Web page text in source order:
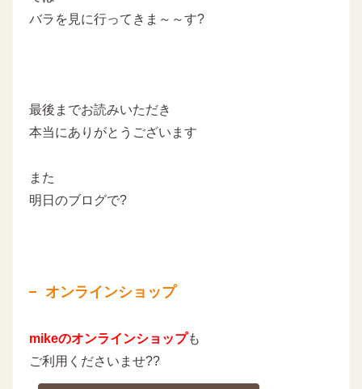
バラを見に行ってきま～～す?
最後までお読みいただき
本当にありがとうございます
また
明日のブログで?
オンラインショップ
mikeのオンラインショップも
ご利用くださいませ??